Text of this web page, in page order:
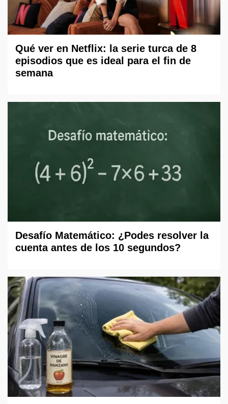
Qué ver en Netflix: la serie turca de 8
episodios que es ideal para el fin de
semana
Desafío Matemático: ¿Podes resolver la
cuenta antes de los 10 segundos?